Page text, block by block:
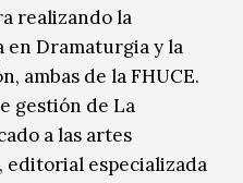
realizando la
Dramaturgia y la
ambas de la FHUCE.
gestión de La
a las artes
editorial especializada